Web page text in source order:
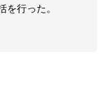
行った。